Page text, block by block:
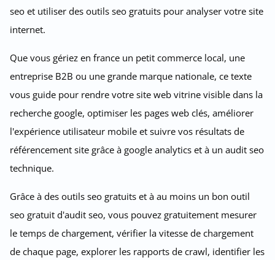
seo et utiliser des outils seo gratuits pour analyser votre site
internet.
Que vous gériez en france un petit commerce local, une
entreprise B2B ou une grande marque nationale, ce texte
vous guide pour rendre votre site web vitrine visible dans la
recherche google, optimiser les pages web clés, améliorer
l'expérience utilisateur mobile et suivre vos résultats de
référencement site grâce à google analytics et à un audit seo
technique.
Grâce à des outils seo gratuits et à au moins un bon outil
seo gratuit d'audit seo, vous pouvez gratuitement mesurer
le temps de chargement, vérifier la vitesse de chargement
de chaque page, explorer les rapports de crawl, identifier les